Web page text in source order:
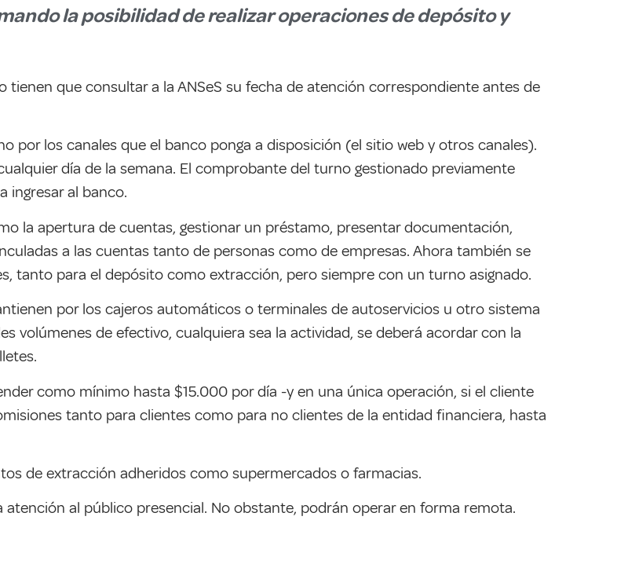
la posibilidad de realizar operaciones de depósito y
que consultar a la ANSeS su fecha de atención correspondiente antes de
por los canales que el banco ponga a disposición (el sitio web y otros canales).
día de la semana. El comprobante del turno gestionado previamente
ingresar al banco.
la apertura de cuentas, gestionar un préstamo, presentar documentación,
a las cuentas tanto de personas como de empresas. Ahora también se
tanto para el depósito como extracción, pero siempre con un turno asignado.
por los cajeros automáticos o terminales de autoservicios u otro sistema
volúmenes de efectivo, cualquiera sea la actividad, se deberá acordar con la
como mínimo hasta $15.000 por día -y en una única operación, si el cliente
tanto para clientes como para no clientes de la entidad financiera, hasta
de extracción adheridos como supermercados o farmacias.
al público presencial. No obstante, podrán operar en forma remota.